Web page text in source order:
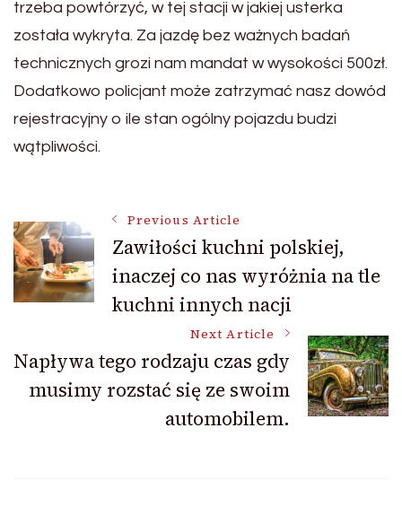
trzeba powtórzyć, w tej stacji w jakiej usterka
została wykryta. Za jazdę bez ważnych badań
technicznych grozi nam mandat w wysokości 500zł.
Dodatkowo policjant może zatrzymać nasz dowód
rejestracyjny o ile stan ogólny pojazdu budzi
wątpliwości.
Post
Navigation
Previous Article
Zawiłości kuchni polskiej,
inaczej co nas wyróżnia na tle
kuchni innych nacji
Next Article
Napływa tego rodzaju czas gdy
musimy rozstać się ze swoim
automobilem.